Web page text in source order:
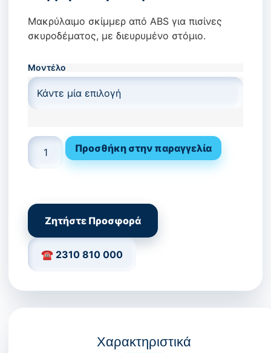
Επικοινωνία
Καριέρα
📞 +30 2310 810 000
📞 +40 753 380 848
Μακρύλαιμο σκίμμερ από ABS για πισίνες
σκυροδέματος, με διευρυμένο στόμιο.
Μοντέλο
Προσθήκη στην παραγγελία
Ζητήστε Προσφορά
☎ 2310 810 000
Χαρακτηριστικά